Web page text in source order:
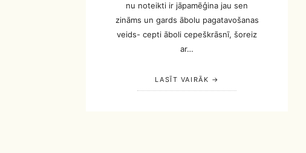
nu noteikti ir jāpamēģina jau sen
zināms un gards ābolu pagatavošanas
veids- cepti āboli cepeškrāsnī, šoreiz
ar…
LASĪT VAIRĀK